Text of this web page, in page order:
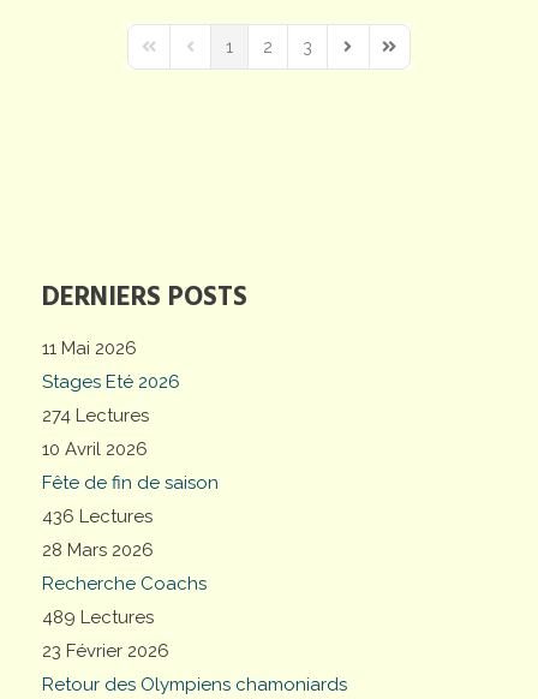
DERNIERS POSTS
11 Mai 2026
Stages Eté 2026
274 Lectures
10 Avril 2026
Fête de fin de saison
436 Lectures
28 Mars 2026
Recherche Coachs
489 Lectures
23 Février 2026
Retour des Olympiens chamoniards
First PagePrevious Page
1 2 3
Next PageLast Page